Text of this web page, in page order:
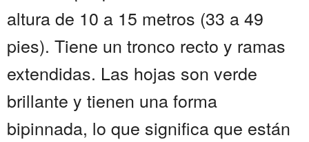
altura de 10 a 15 metros (33 a 49
pies). Tiene un tronco recto y ramas
extendidas. Las hojas son verde
brillante y tienen una forma
bipinnada, lo que significa que están